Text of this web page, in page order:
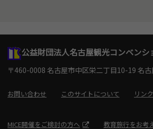
公益財団法人名古屋観光コンベンシ
〒460-0008 名古屋市中区栄二丁目10-19 名
お問い合わせ このサイトについて リン
MICE開催をご検討の方へ 教育旅行をお考